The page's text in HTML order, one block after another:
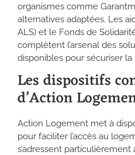
organismes comme
alternatives adaptées. Les
ALS) et le Fonds de
complètent l’arsenal des
disponibles pour sécuriser la
Les dispositifs
d’Action
Action Logement met à
pour faciliter l’accès au
s’adressent